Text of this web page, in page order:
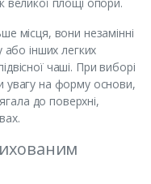
місця, вони незамінні
або інших легких
чаші. При виборі
увагу на форму основи,
до поверхні,